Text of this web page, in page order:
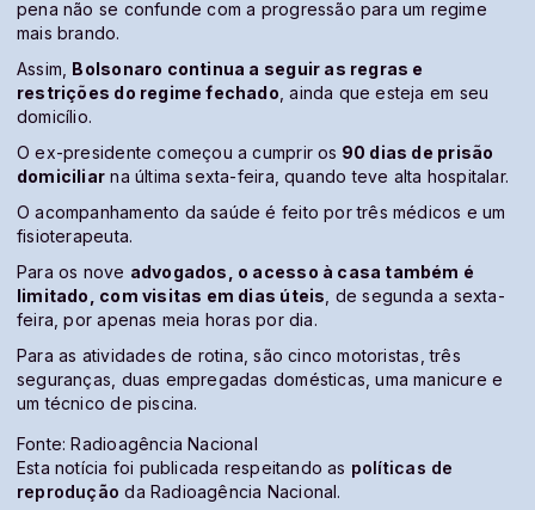
pena não se confunde com a progressão para um regime
mais brando.
Assim, Bolsonaro continua a seguir as regras e
restrições do regime fechado , ainda que esteja em seu
domicílio.
O ex-presidente começou a cumprir os 90 dias de prisão
domiciliar na última sexta-feira, quando teve alta hospitalar.
O acompanhamento da saúde é feito por três médicos e um
fisioterapeuta.
Para os nove advogados, o acesso à casa também é
limitado, com visitas em dias úteis , de segunda a sexta-
feira, por apenas meia horas por dia.
Para as atividades de rotina, são cinco motoristas, três
seguranças, duas empregadas domésticas, uma manicure e
um técnico de piscina.
Fonte: Radioagência Nacional
Esta notícia foi publicada respeitando as políticas de
reprodução da Radioagência Nacional.